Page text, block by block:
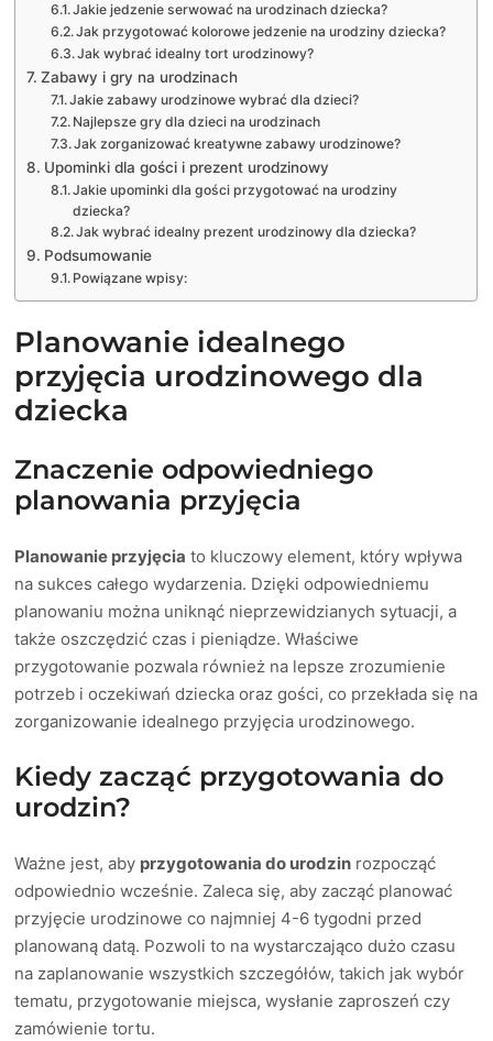
Jakie jedzenie serwować na urodzinach dziecka?
Jak przygotować kolorowe jedzenie na urodziny dziecka?
Jak wybrać idealny tort urodzinowy?
Zabawy i gry na urodzinach
Jakie zabawy urodzinowe wybrać dla dzieci?
Najlepsze gry dla dzieci na urodzinach
Jak zorganizować kreatywne zabawy urodzinowe?
Upominki dla gości i prezent urodzinowy
Jakie upominki dla gości przygotować na urodziny
dziecka?
Jak wybrać idealny prezent urodzinowy dla dziecka?
Podsumowanie
Powiązane wpisy:
Planowanie idealnego
przyjęcia urodzinowego dla
dziecka
Znaczenie odpowiedniego
planowania przyjęcia
Planowanie przyjęcia to kluczowy element, który wpływa
na sukces całego wydarzenia. Dzięki odpowiedniemu
planowaniu można uniknąć nieprzewidzianych sytuacji, a
także oszczędzić czas i pieniądze. Właściwe
przygotowanie pozwala również na lepsze zrozumienie
potrzeb i oczekiwań dziecka oraz gości, co przekłada się na
zorganizowanie idealnego przyjęcia urodzinowego.
Kiedy zacząć przygotowania do
urodzin?
Ważne jest, aby przygotowania do urodzin rozpocząć
odpowiednio wcześnie. Zaleca się, aby zacząć planować
przyjęcie urodzinowe co najmniej 4-6 tygodni przed
planowaną datą. Pozwoli to na wystarczająco dużo czasu
na zaplanowanie wszystkich szczegółów, takich jak wybór
tematu, przygotowanie miejsca, wysłanie zaproszeń czy
zamówienie tortu.